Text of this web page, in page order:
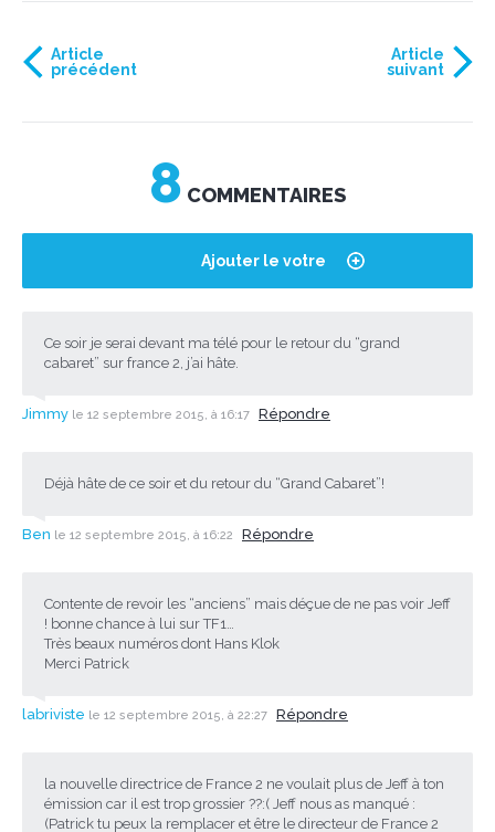
Article
précédent
Article
suivant
Ajouter le votre
8 COMMENTAIRES
Ce soir je serai devant ma télé pour le retour du “grand
cabaret” sur france 2, j’ai hâte.
Jimmy le 12 septembre 2015, à 16:17 Répondre
Déjà hâte de ce soir et du retour du “Grand Cabaret”!
Ben le 12 septembre 2015, à 16:22 Répondre
Contente de revoir les “anciens” mais déçue de ne pas voir Jeff
! bonne chance à lui sur TF1…
Très beaux numéros dont Hans Klok
Merci Patrick
labriviste le 12 septembre 2015, à 22:27 Répondre
la nouvelle directrice de France 2 ne voulait plus de Jeff à ton
émission car il est trop grossier ??:( Jeff nous as manqué :
(Patrick tu peux la remplacer et être le directeur de France 2